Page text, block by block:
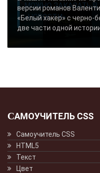
МОЖНО ЗАКАЗАТЬ
«НОВОСТИ»..
версии романов
«Белый хакер» с
две части одной
САМОУЧИТЕЛЬ CSS
Самоучитель CSS
HTML5
Текст
Цвет